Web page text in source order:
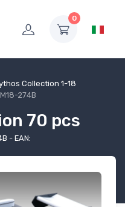
0
Collection 1-18
274B
70 pcs
- EAN: